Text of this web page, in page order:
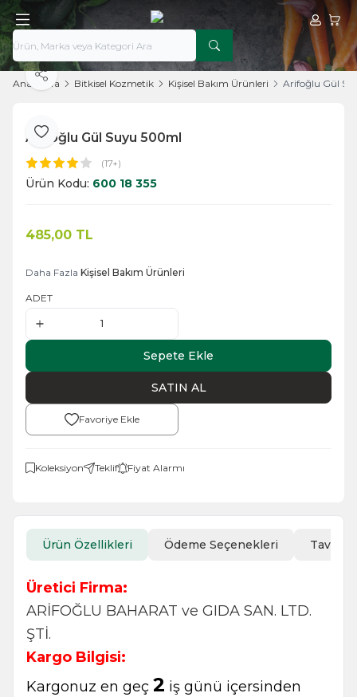
Hesabım
Ana Sayfa Bitkisel Kozmetik Kişisel Bakım Ürünleri Arifoğlu Gül
Favoriye Ekle
Paylaş
Arifoğlu Gül Suyu 500ml
(17+)
Ürün Kodu: 600 18 355
485,00 TL
Daha Fazla Kişisel Bakım Ürünleri
ADET
Sepete Ekle
SATIN AL
Favoriye Ekle
Koleksiyon Teklif Fiyat Alarmı
Ürün Özellikleri Ödeme Seçenekleri Tavsiye
Üretici Firma:
ARİFOĞLU BAHARAT ve GIDA SAN. LTD.
ŞTİ.
Kargo Bilgisi:
Kargonuz en geç 2 iş günü içersinden